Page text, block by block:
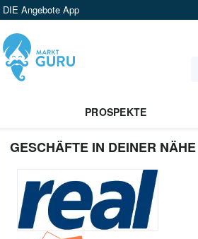
DIE Angebote App
PROSPEKTE
GESCHÄFTE IN DEINER NÄHE